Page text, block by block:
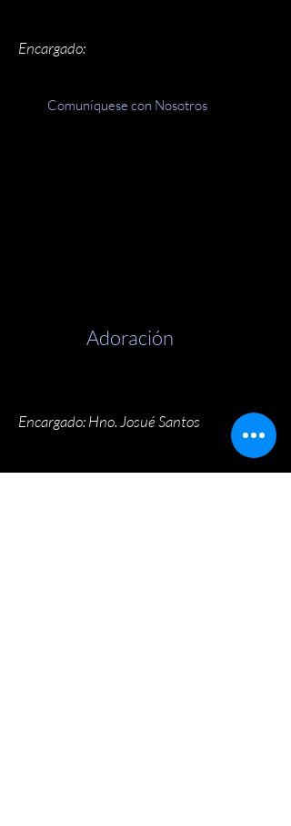
Encargado:
Comuníquese con Nosotros
Adoración
Encargado: Hno. Josué Santos
Comuníquese con Nosotros